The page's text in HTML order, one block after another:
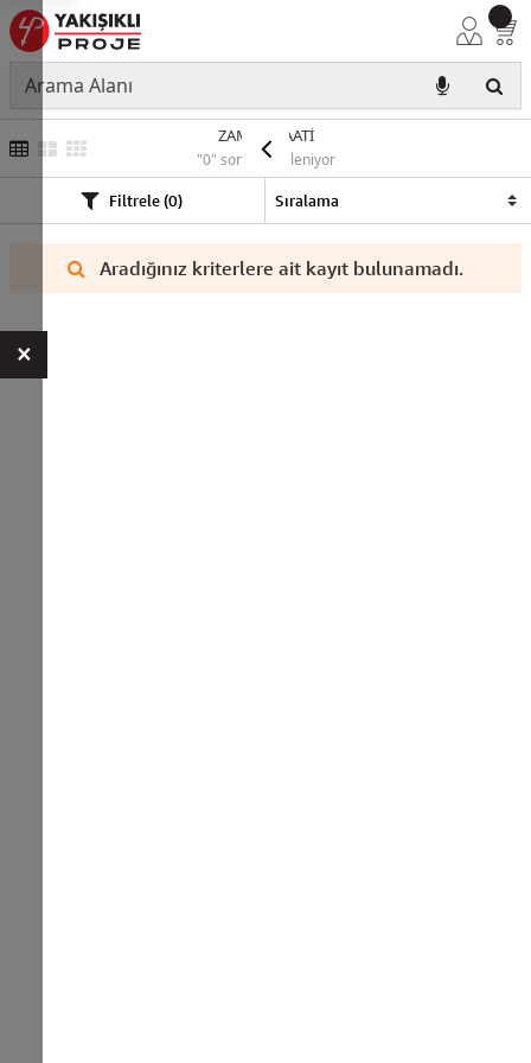
ZAMAN SAATİ
"0" sonuç listeleniyor
Filtrele (0)
Aradığınız kriterlere ait kayıt bulunamadı.
×